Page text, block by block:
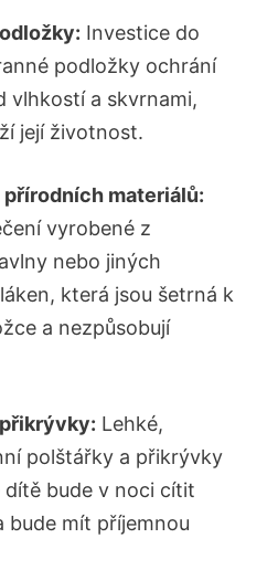
Investice do
podložky ochrání
vlhkostí a skvrnami,
její životnost.
materiálů:
vyrobené z
nebo ⁢jiných
která jsou šetrná k
a nezpůsobují
Lehké,
polštářky⁤ a přikrývky
dítě bude v noci cítit
bude mít příjemnou